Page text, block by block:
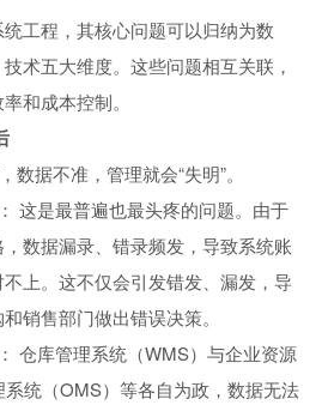
工程，其核心问题可以归纳为数
术五大维度。这些问题相互关联，
和成本控制。
数据不准，管理就会“失明”。
这是最普遍也最头疼的问题。由于
数据漏录、错录频发，导致系统账
上。这不仅会引发错发、漏发，导
销售部门做出错误决策。
仓库管理系统（WMS）与企业资源
统（OMS）等各自为政，数据无法